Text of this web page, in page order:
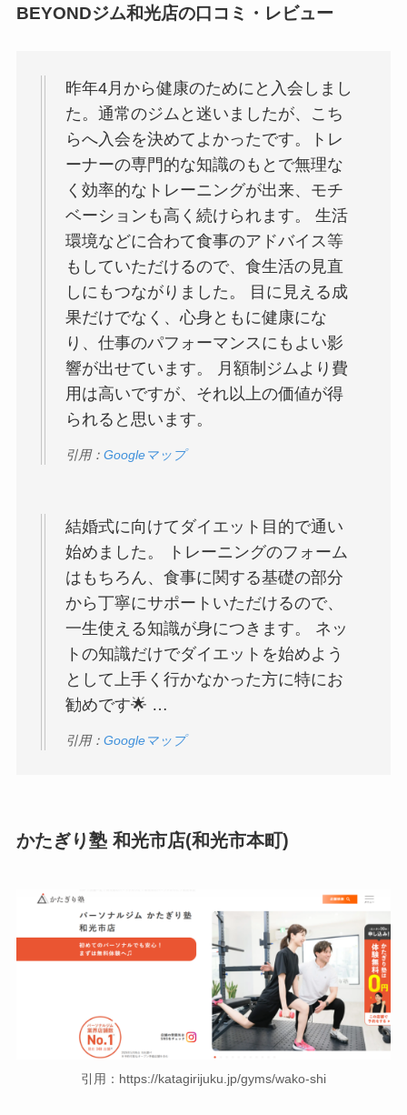
BEYONDジム和光店の口コミ・レビュー
昨年4月から健康のためにと入会しまし
た。通常のジムと迷いましたが、こち
らへ入会を決めてよかったです。トレ
ーナーの専門的な知識のもとで無理な
く効率的なトレーニングが出来、モチ
ベーションも高く続けられます。 生活
環境などに合わて食事のアドバイス等
もしていただけるので、食生活の見直
しにもつながりました。 目に見える成
果だけでなく、心身ともに健康にな
り、仕事のパフォーマンスにもよい影
響が出せています。 月額制ジムより費
用は高いですが、それ以上の価値が得
られると思います。
引用： Googleマップ
結婚式に向けてダイエット目的で通い
始めました。 トレーニングのフォーム
はもちろん、食事に関する基礎の部分
から丁寧にサポートいただけるので、
一生使える知識が身につきます。 ネッ
トの知識だけでダイエットを始めよう
として上手く行かなかった方に特にお
勧めです🌟 …
引用： Googleマップ
かたぎり塾 和光市店(和光市本町)
引用：https://katagirijuku.jp/gyms/wako-shi